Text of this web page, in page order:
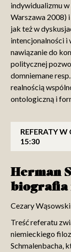
indywidualizmu
Warszawa 2008)
jak też w
intencjonalności i
nawiązanie do
politycznej
domniemane
realnością
ontologiczną i
REFERATY W
15:30
Herman
biografia
Cezary Wąsowski
Treść referatu
niemieckiego
Schmalenbacha,